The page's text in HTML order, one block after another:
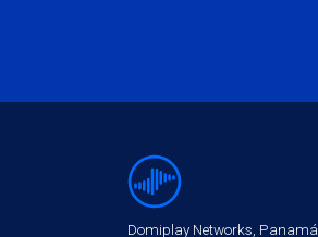
Domiplay Networks, Panamá